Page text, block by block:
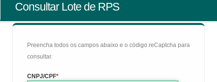
Consultar Lote de RPS
Preencha todos os campos abaixo e o código reCaptcha para
consultar.
CNPJ/CPF